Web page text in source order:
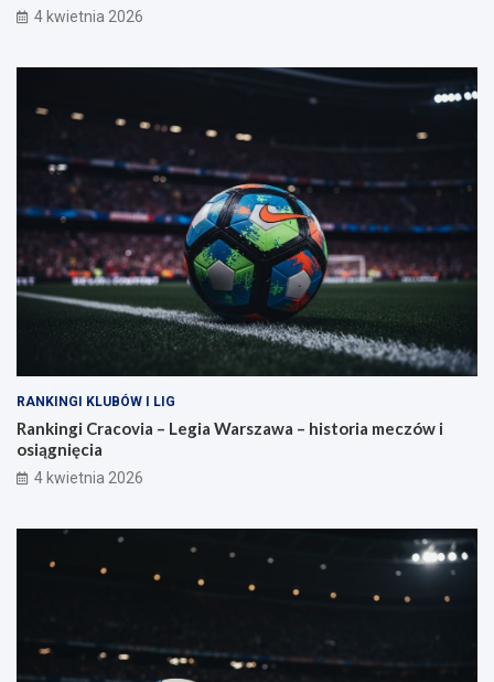
4 kwietnia 2026
RANKINGI KLUBÓW I LIG
Rankingi Cracovia – Legia Warszawa – historia meczów i
osiągnięcia
4 kwietnia 2026